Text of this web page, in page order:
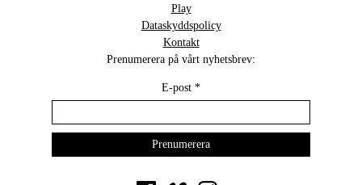
Play
Dataskyddspolicy
Kontakt
Prenumerera på vårt nyhetsbrev:
E-post *